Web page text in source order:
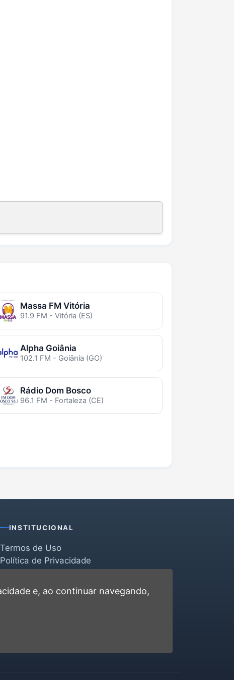
Massa FM Vitória
91.9 FM - Vitória (ES)
Alpha Goiânia
102.1 FM - Goiânia (GO)
Rádio Dom Bosco
96.1 FM - Fortaleza (CE)
INSTITUCIONAL
Termos de Uso
Política de Privacidade
Contato e, ao continuar navegando,